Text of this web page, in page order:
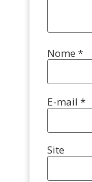
Nome *
E-mail *
Site